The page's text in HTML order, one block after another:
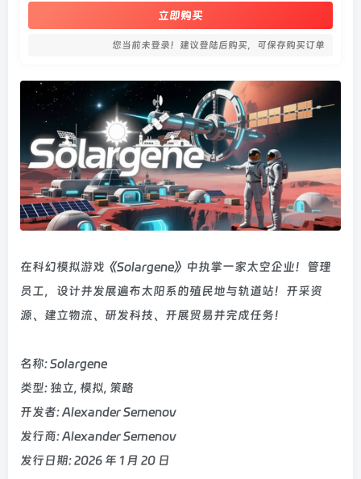
立即购买
您当前未登录！建议登陆后购买，可保存购买订单
在科幻模拟游戏《Solargene》中执掌一家太空企业！管理
员工，设计并发展遍布太阳系的殖民地与轨道站！开采资
源、建立物流、研发科技、开展贸易并完成任务！
名称: Solargene
类型: 独立, 模拟, 策略
开发者: Alexander Semenov
发行商: Alexander Semenov
发行日期: 2026 年 1 月 20 日